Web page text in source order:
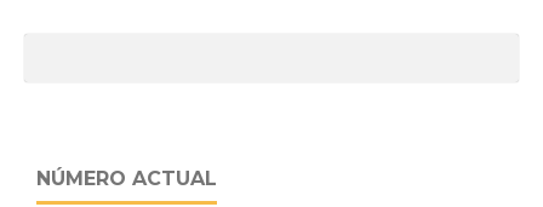
NÚMERO ACTUAL